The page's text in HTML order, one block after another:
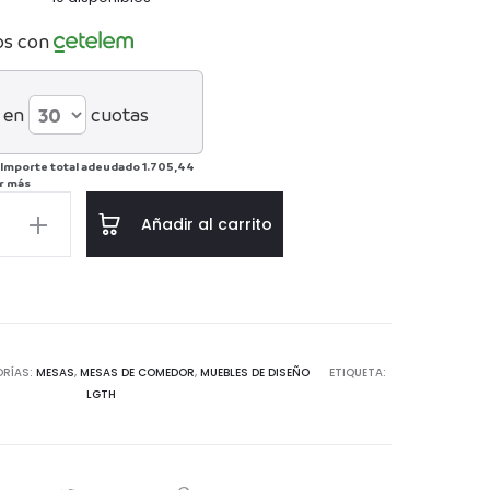
con
cuotas
Importe total adeudado1.705,44
más
Añadir al carrito
MESAS, MESAS DE COMEDOR, MUEBLES DE DISEÑO
ETIQUETA:
LGTH